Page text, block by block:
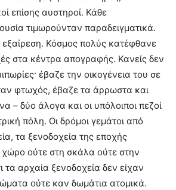
επίσης αυστηροί. Κάθε
τιμωρούνταν παραδειγματικά.
εξαίρεση. Κόσμος πολύς κατέφθανε
στα κέντρα απογραφής. Κανείς δεν
έβαζε την οικογένεια του σε
φτωχός, έβαζε τα άρρωστα και
– δύο άλογα και οι υπόλοιποι πεζοί
πόλη. Οι δρόμοι γεμάτοι από
τα ξενοδοχεία της εποχής
χώρο ούτε στη σκάλα ούτε στην
τα αρχαία ξενοδοχεία δεν είχαν
ούτε καν δωμάτια ατομικά.